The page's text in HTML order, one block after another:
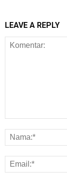
LEAVE A REPLY